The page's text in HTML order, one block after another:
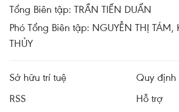
Tổng Biên tập: TRẦN TIẾN DUẨN
Phó Tổng Biên tập: NGUYỄN THỊ TÁM,
THỦY
Sở hữu trí tuệ
Quy định
RSS
Hỗ trợ